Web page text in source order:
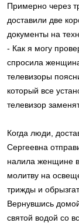
Примерно через
доставили две
документы на
- Как я могу
спросила
телевизоры
который все
телевизор
Когда люди,
Сергеевна
налила женщине
молитву на
трижды и
Вернувшись
святой водой со